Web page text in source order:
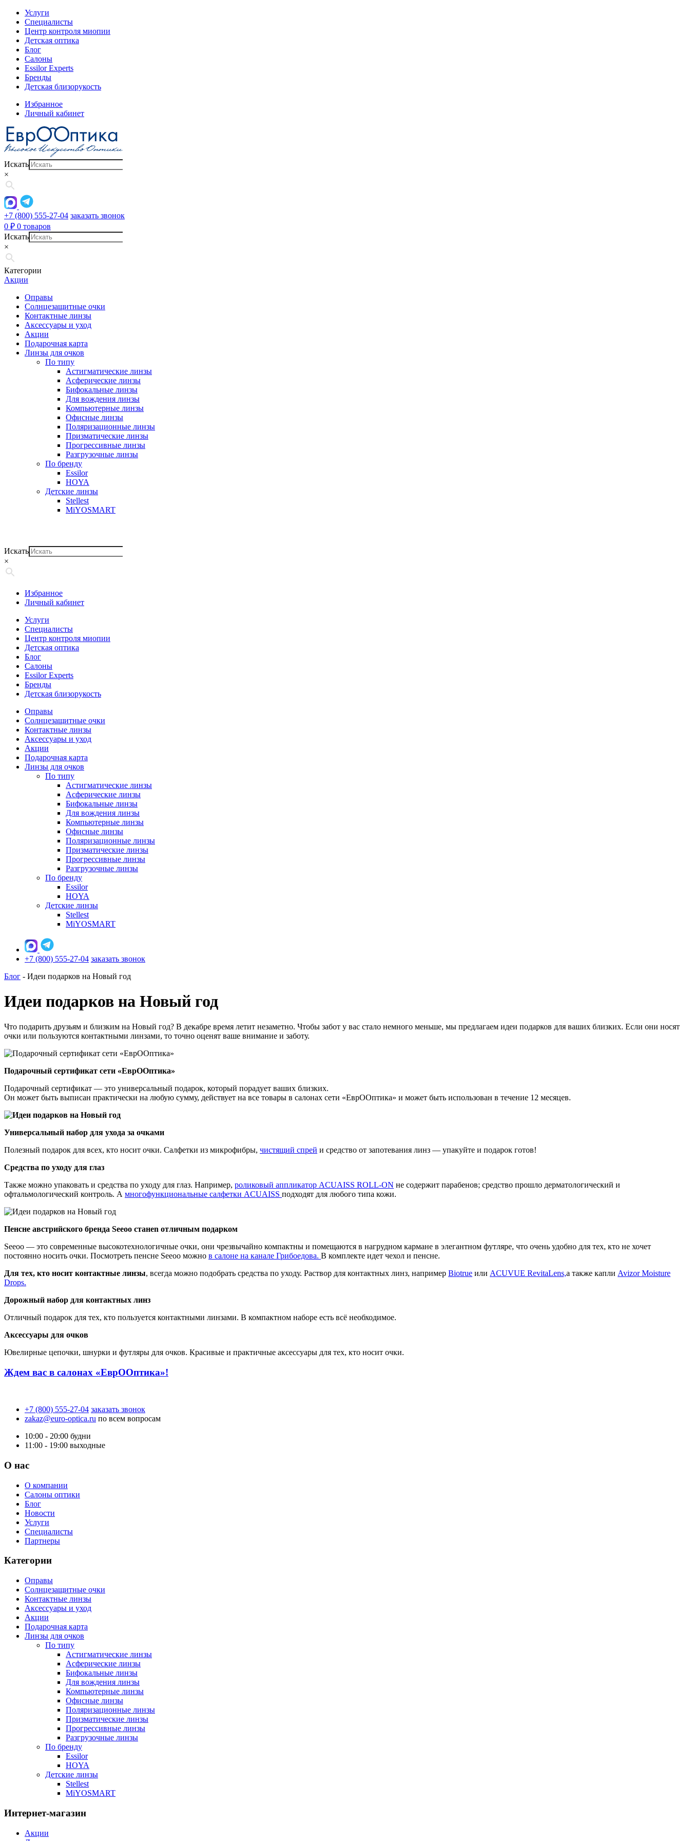
Услуги
Специалисты
Центр контроля миопии
Детская оптика
Блог
Салоны
Essilor Experts
Бренды
Детская близорукость
Избранное
Личный кабинет
Искать
×
+7 (800) 555-27-04 заказать звонок
0 ₽ 0 товаров
Искать
×
Категории
Акции
Оправы
Солнцезащитные очки
Контактные линзы
Аксессуары и уход
Акции
Подарочная карта
Линзы для очков
По типу
Астигматические линзы
Асферические линзы
Бифокальные линзы
Для вождения линзы
Компьютерные линзы
Офисные линзы
Поляризационные линзы
Призматические линзы
Прогрессивные линзы
Разгрузочные линзы
По бренду
Essilor
HOYA
Детские линзы
Stellest
MiYOSMART
Искать
×
Избранное
Личный кабинет
Услуги
Специалисты
Центр контроля миопии
Детская оптика
Блог
Салоны
Essilor Experts
Бренды
Детская близорукость
Оправы
Солнцезащитные очки
Контактные линзы
Аксессуары и уход
Акции
Подарочная карта
Линзы для очков
По типу
Астигматические линзы
Асферические линзы
Бифокальные линзы
Для вождения линзы
Компьютерные линзы
Офисные линзы
Поляризационные линзы
Призматические линзы
Прогрессивные линзы
Разгрузочные линзы
По бренду
Essilor
HOYA
Детские линзы
Stellest
MiYOSMART
+7 (800) 555-27-04 заказать звонок
Блог - Идеи подарков на Новый год
Идеи подарков на Новый год
Что подарить друзьям и близким на Новый год? В декабре время летит незаметно. Чтобы забот у вас стало немного меньше, мы предлагаем идеи подарков для ваших близких. Если они носят
очки или пользуются контактными линзами, то точно оценят ваше внимание и заботу.
Подарочный сертификат сети «ЕврООптика»
Подарочный сертификат — это универсальный подарок, который порадует ваших близких.
Он может быть выписан практически на любую сумму, действует на все товары в салонах сети «ЕврООптика» и может быть использован в течение 12 месяцев.
Универсальный набор для ухода за очками
Полезный подарок для всех, кто носит очки. Салфетки из микрофибры, чистящий спрей и средство от запотевания линз — упакуйте и подарок готов!
Средства по уходу для глаз
Также можно упаковать и средства по уходу для глаз. Например, роликовый аппликатор ACUAISS ROLL-ON не содержит парабенов; средство прошло дерматологический и
офтальмологический контроль. А многофункциональные салфетки ACUAISS подходят для любого типа кожи.
Пенсне австрийского бренда Seeoo станеn отличным подарком
Seeoo — это современные высокотехнологичные очки, они чрезвычайно компактны и помещаются в нагрудном кармане в элегантном футляре, что очень удобно для тех, кто не хочет
постоянно носить очки. Посмотреть пенсне Seeoo можно в салоне на канале Грибоедова. В комплекте идет чехол и пенсне.
Для тех, кто носит контактные линзы, всегда можно подобрать средства по уходу. Раствор для контактных линз, например Biotrue или ACUVUE RevitaLens,а также капли Avizor Moisture
Drops.
Дорожный набор для контактных линз
Отличный подарок для тех, кто пользуется контактными линзами. В компактном наборе есть всё необходимое.
Аксессуары для очков
Ювелирные цепочки, шнурки и футляры для очков. Красивые и практичные аксессуары для тех, кто носит очки.
Ждем вас в салонах «ЕврООптика»!
+7 (800) 555-27-04 заказать звонок
zakaz@euro-optica.ru по всем вопросам
10:00 - 20:00 будни
11:00 - 19:00 выходные
О нас
О компании
Салоны оптики
Блог
Новости
Услуги
Специалисты
Партнеры
Категории
Оправы
Солнцезащитные очки
Контактные линзы
Аксессуары и уход
Акции
Подарочная карта
Линзы для очков
По типу
Астигматические линзы
Асферические линзы
Бифокальные линзы
Для вождения линзы
Компьютерные линзы
Офисные линзы
Поляризационные линзы
Призматические линзы
Прогрессивные линзы
Разгрузочные линзы
По бренду
Essilor
HOYA
Детские линзы
Stellest
MiYOSMART
Интернет-магазин
Акции